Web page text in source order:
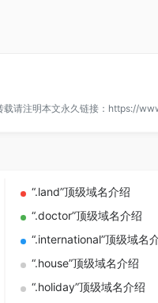
请注明本文永久链接： https://
“.land”顶级域名介绍
“.doctor”顶级域名介绍
“.international”顶级域名
“.house”顶级域名介绍
“.holiday”顶级域名介绍